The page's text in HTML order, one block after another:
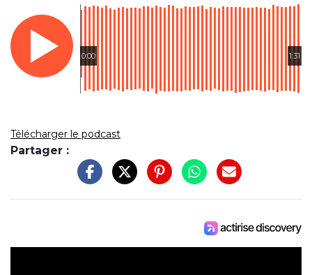
0:00 1:31
Télécharger le podcast
Partager :